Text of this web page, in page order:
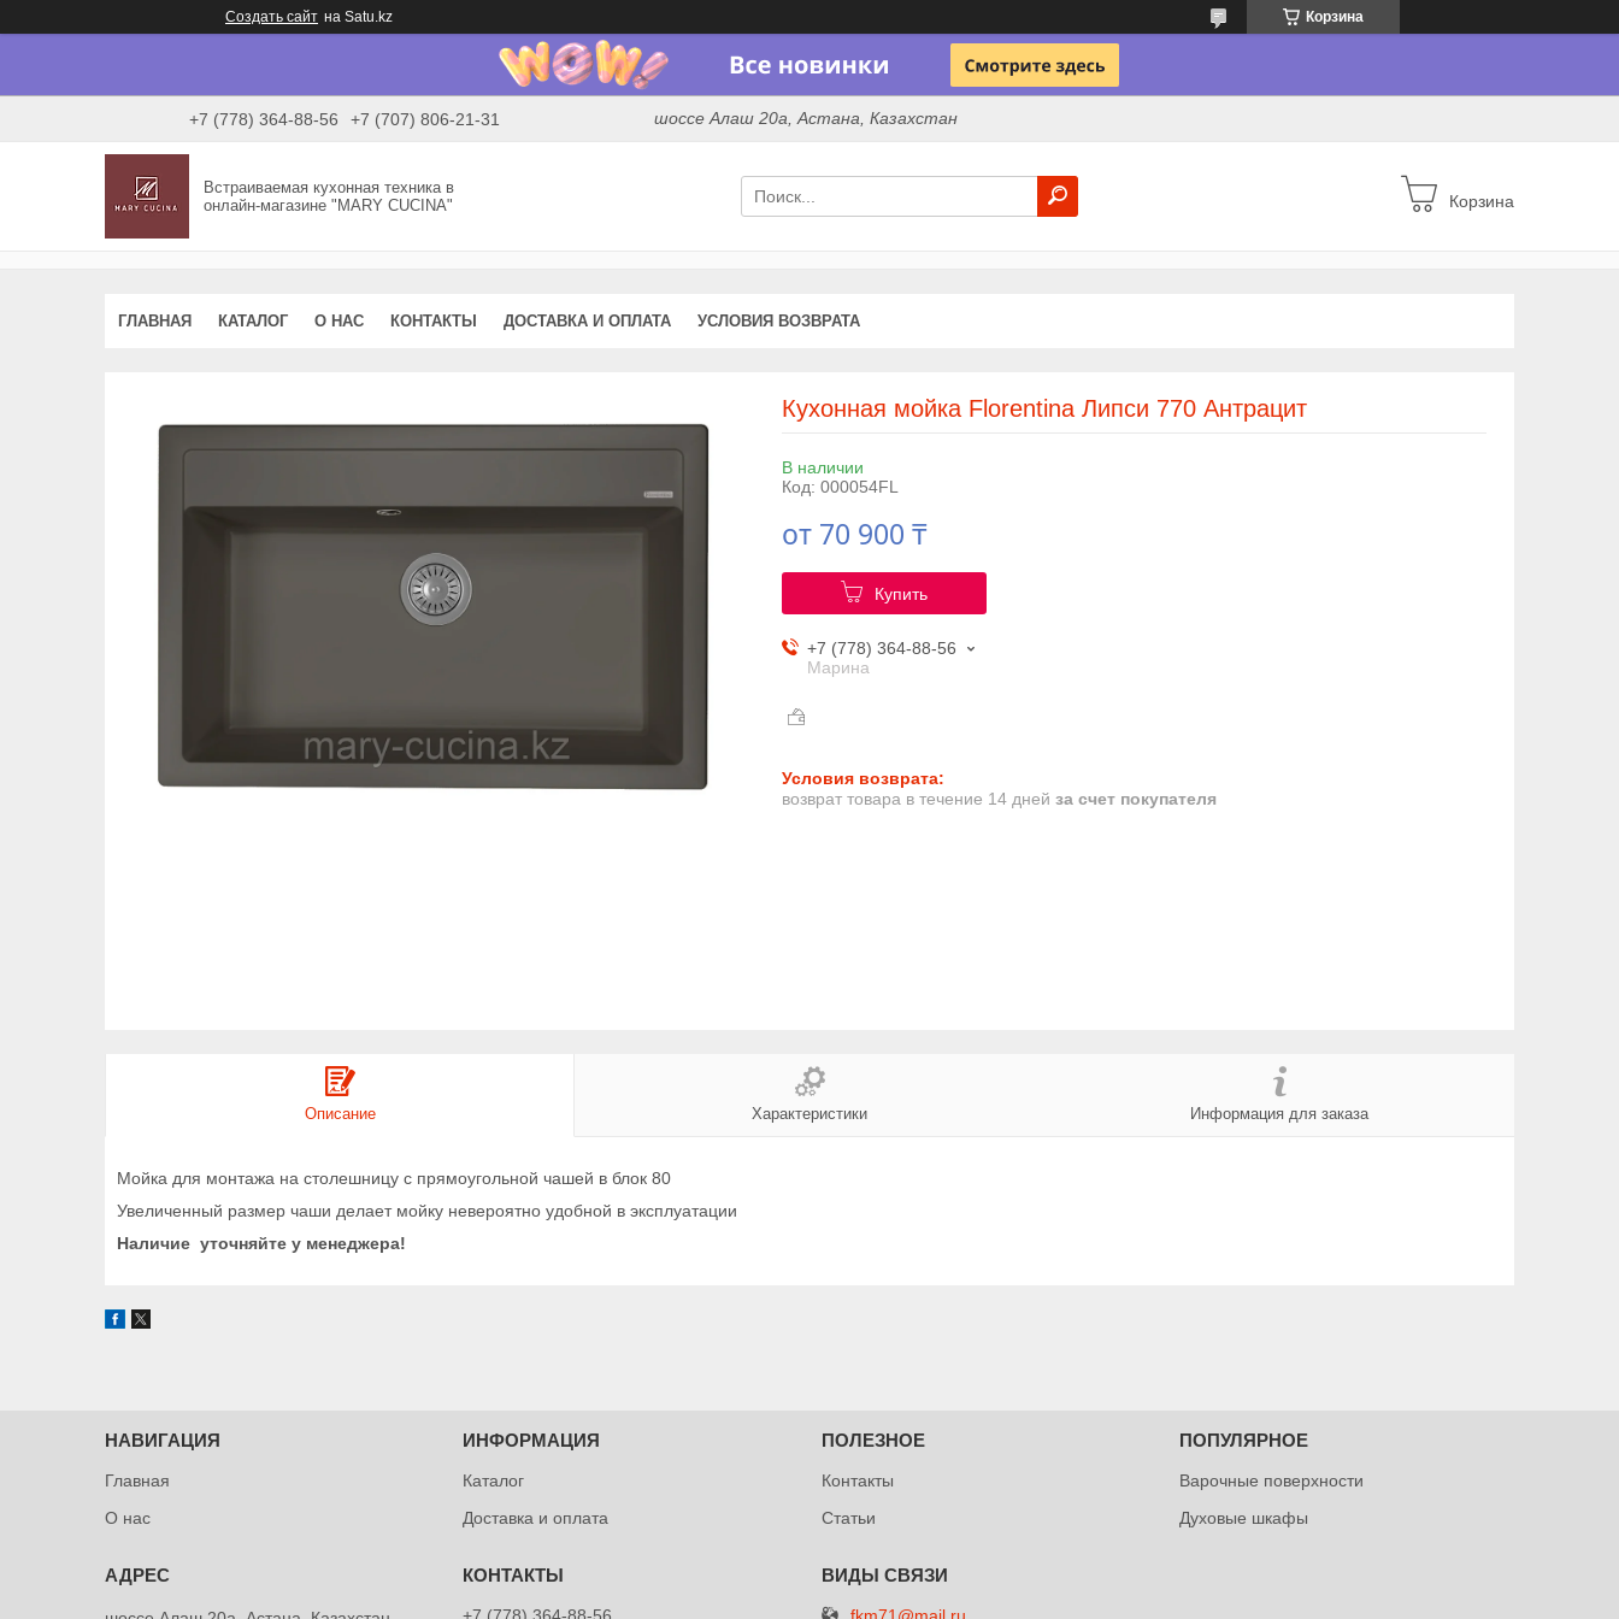
Создать сайт на Satu.kz Корзина
+7 (778) 364-88-56 +7 (707) 806-21-31 шоссе Алаш 20а, Астана, Казахстан
Встраиваемая кухонная техника в
онлайн-магазине "MARY CUCINA"
Корзина
ГЛАВНАЯ КАТАЛОГ О НАС КОНТАКТЫ ДОСТАВКА И ОПЛАТА УСЛОВИЯ ВОЗВРАТА
Кухонная мойка Florentina Липси 770 Антрацит
В наличии
Код: 000054FL
от 70 900 ₸
Купить
+7 (778) 364-88-56
Марина
возврат товара в течение 14 дней за счет покупателя
Описание Характеристики Информация для заказа
Мойка для монтажа на столешницу с прямоугольной чашей в блок 80
Увеличенный размер чаши делает мойку невероятно удобной в эксплуатации
Наличие уточняйте у менеджера!
НАВИГАЦИЯ
Главная
О нас
ИНФОРМАЦИЯ
Каталог
Доставка и оплата
ПОЛЕЗНОЕ
Контакты
Статьи
ПОПУЛЯРНОЕ
Варочные поверхности
Духовые шкафы
fkm71@mail.ru